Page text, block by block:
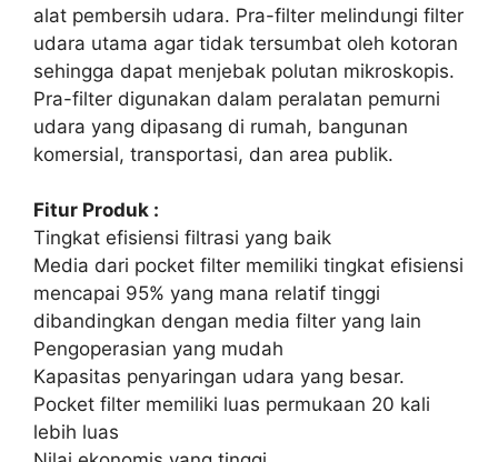
alat pembersih udara. Pra-filter melindungi filter
udara utama agar tidak tersumbat oleh kotoran
sehingga dapat menjebak polutan mikroskopis.
Pra-filter digunakan dalam peralatan pemurni
udara yang dipasang di rumah, bangunan
komersial, transportasi, dan area publik.
Fitur Produk :
Tingkat efisiensi filtrasi yang baik
Media dari pocket filter memiliki tingkat efisiensi
mencapai 95% yang mana relatif tinggi
dibandingkan dengan media filter yang lain
Pengoperasian yang mudah
Kapasitas penyaringan udara yang besar.
Pocket filter memiliki luas permukaan 20 kali
lebih luas